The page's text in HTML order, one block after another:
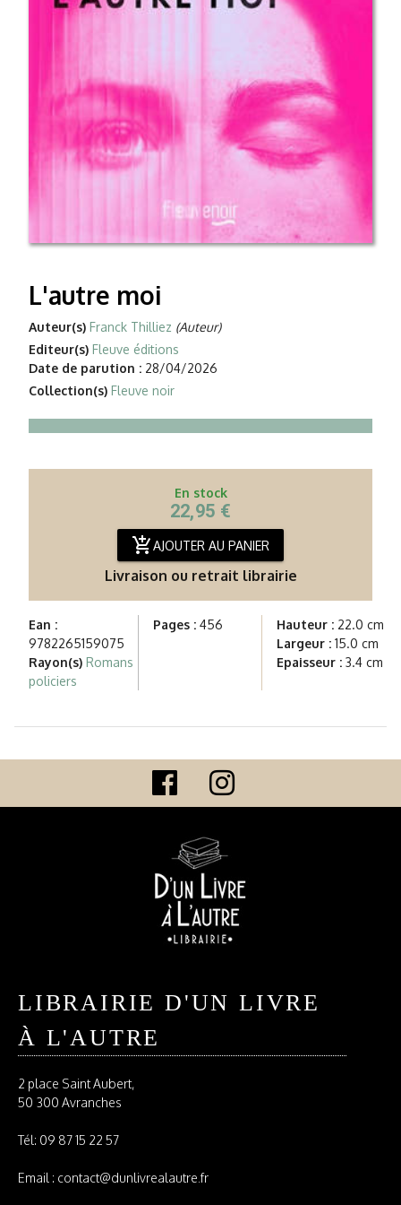
L'autre moi
Auteur(s) Franck Thilliez (Auteur)
Editeur(s) Fleuve éditions
Date de parution : 28/04/2026
Collection(s) Fleuve noir
En stock
22,95 €
add_shopping_cartAJOUTER AU PANIER
Livraison ou retrait librairie
Ean :
9782265159075
Rayon(s) Romans
policiers
Pages :456 Hauteur : 22.0 cm
Largeur : 15.0 cm
Epaisseur : 3.4 cm
LIBRAIRIE D'UN LIVRE
À L'AUTRE
2 place Saint Aubert,
50 300 Avranches
Tél: 09 87 15 22 57
Email : contact@dunlivrealautre.fr